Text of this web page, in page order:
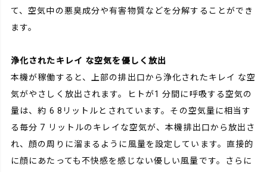
て、空気中の悪臭成分や有害物質などを分解することができ
ます。
浄化されたキレイ な空気を優しく放出
本機が稼働すると、上部の排出口から浄化されたキレイ な空
気がやさしく放出されます。ヒトが1 分間に呼吸する空気の
量は、約 6 8リットルとされています。その空気量に相当す
る毎分 7 リットルのキレイな空気が、本機排出口から放出さ
れ、顔の周りに溜まるように風量を設定しています。直接的
に顔にあたっても不快感を感じない優しい風量です。さらに